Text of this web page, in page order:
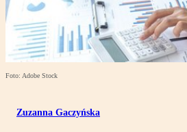
Foto: Adobe Stock
Zuzanna Gaczyńska